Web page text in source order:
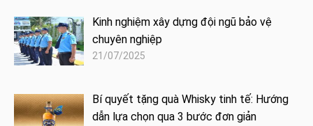
Kinh nghiệm xây dựng đội ngũ bảo vệ
chuyên nghiệp
21/07/2025
Bí quyết tặng quà Whisky tinh tế: Hướng
dẫn lựa chọn qua 3 bước đơn giản